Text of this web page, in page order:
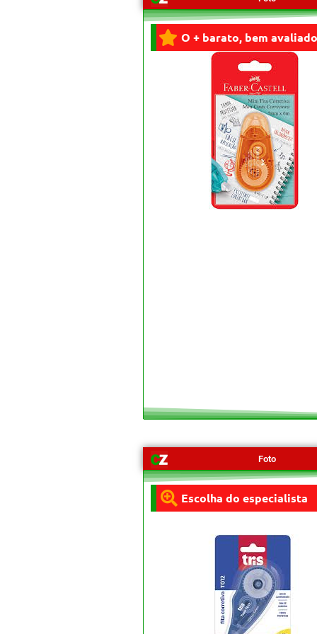
O + barato, bem
Foto
Escolha do especialista